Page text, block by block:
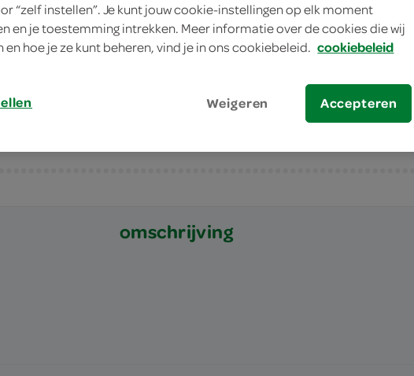
een luchtige rijst- en maïssnack in een handige
vol van smaak en lekker verantwoord
lekker voor bij de thee, voor de hartige trek, aan
omschrijving
“zelf instellen”. Je kunt jouw cookie-instellingen op elk moment
en je toestemming intrekken. Meer informatie over de cookies die wij
en hoe je ze kunt beheren, vind je in ons cookiebeleid. cookiebeleid
Weigeren Accepteren